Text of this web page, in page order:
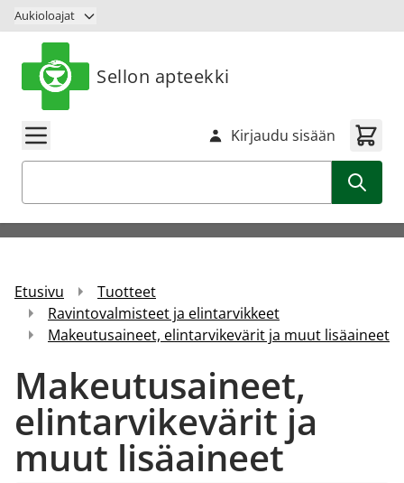
Siirry sisältöön
Aukioloajat
Sellon apteekki
Kirjaudu sisään
Etusivu
Tuotteet
Ravintovalmisteet ja elintarvikkeet
Makeutusaineet, elintarvikevärit ja muut lisäaineet
Makeutusaineet,
elintarvikevärit ja
muut lisäaineet